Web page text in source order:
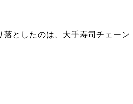
としたのは、大手寿司チェーン